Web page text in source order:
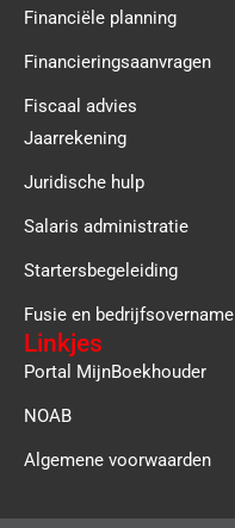
Financiële planning
Financieringsaanvragen
Fiscaal advies
Jaarrekening
Juridische hulp
Salaris administratie
Startersbegeleiding
Fusie en bedrijfsovername
Linkjes
Portal MijnBoekhouder
NOAB
Algemene voorwaarden